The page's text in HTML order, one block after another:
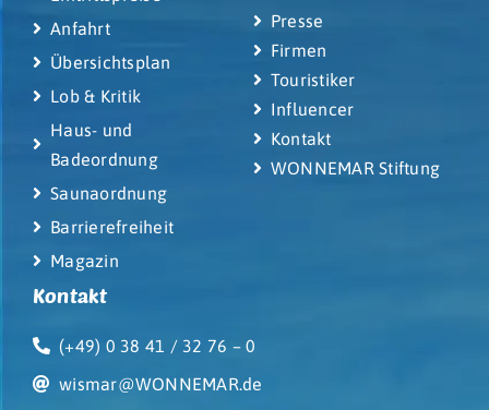
Anfahrt
Übersichtsplan
Lob & Kritik
Haus- und
Badeordnung
Saunaordnung
Barrierefreiheit
Magazin
Presse
Firmen
Touristiker
Influencer
Kontakt
WONNEMAR Stiftung
Kontakt
(+49) 0 38 41 / 32 76 – 0
wismar@WONNEMAR.de